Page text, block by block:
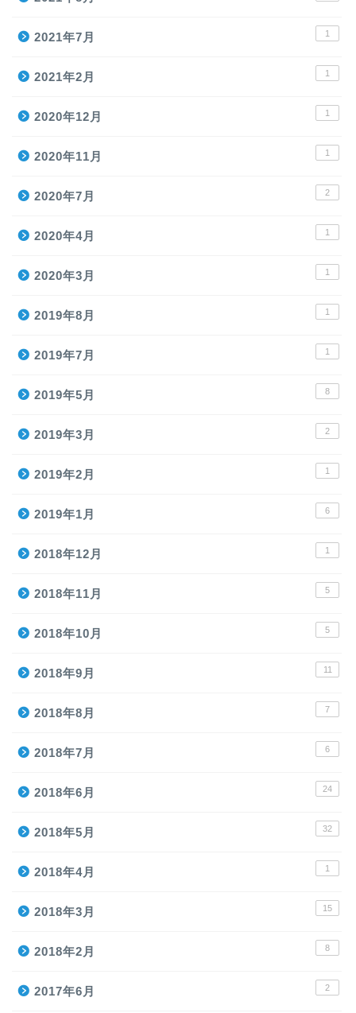
2021年7月 1
2021年2月 1
2020年12月 1
2020年11月 1
2020年7月 2
2020年4月 1
2020年3月 1
2019年8月 1
2019年7月 1
2019年5月 8
2019年3月 2
2019年2月 1
2019年1月 6
2018年12月 1
2018年11月 5
2018年10月 5
2018年9月 11
2018年8月 7
2018年7月 6
2018年6月 24
2018年5月 32
2018年4月 1
2018年3月 15
2018年2月 8
2017年6月 2